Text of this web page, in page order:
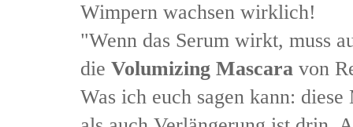
Wimpern wachsen wirklich!
"Wenn das Serum wirkt, muss
die Volumizing Mascara von
Was ich euch sagen kann: